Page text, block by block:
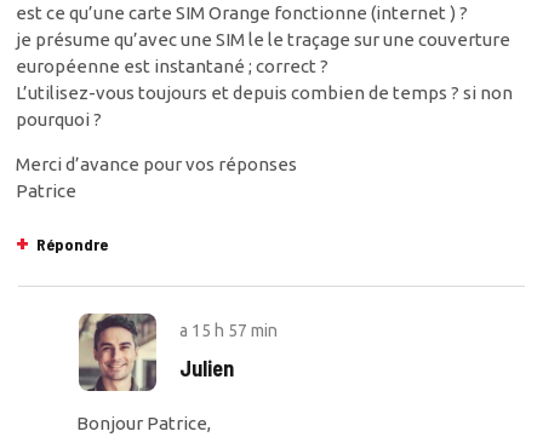
est ce qu’une carte SIM Orange fonctionne (internet ) ?
je présume qu’avec une SIM le le traçage sur une couverture
européenne est instantané ; correct ?
L’utilisez-vous toujours et depuis combien de temps ? si non
pourquoi ?
Merci d’avance pour vos réponses
Patrice
Répondre
a 15 h 57 min
Julien
Bonjour Patrice,